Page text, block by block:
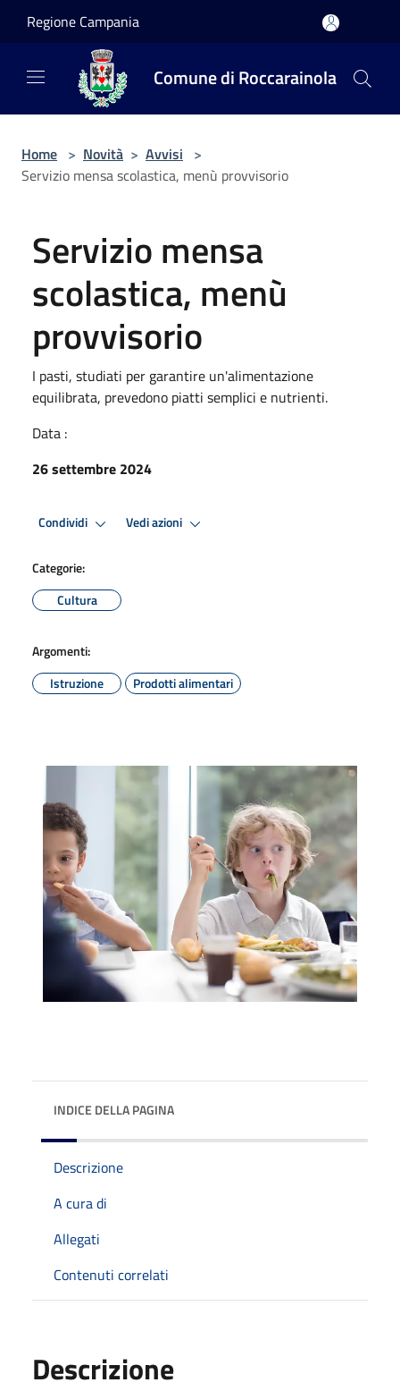
Regione Campania
Comune di Roccarainola
Home > Novità > Avvisi >
Servizio mensa scolastica, menù provvisorio
Servizio mensa
scolastica, menù
provvisorio
I pasti, studiati per garantire un'alimentazione
equilibrata, prevedono piatti semplici e nutrienti.
Data :
26 settembre 2024
Condividi Vedi azioni
Categorie:
Cultura
Argomenti:
Istruzione
Prodotti alimentari
INDICE DELLA PAGINA
Descrizione
A cura di
Allegati
Contenuti correlati
Descrizione